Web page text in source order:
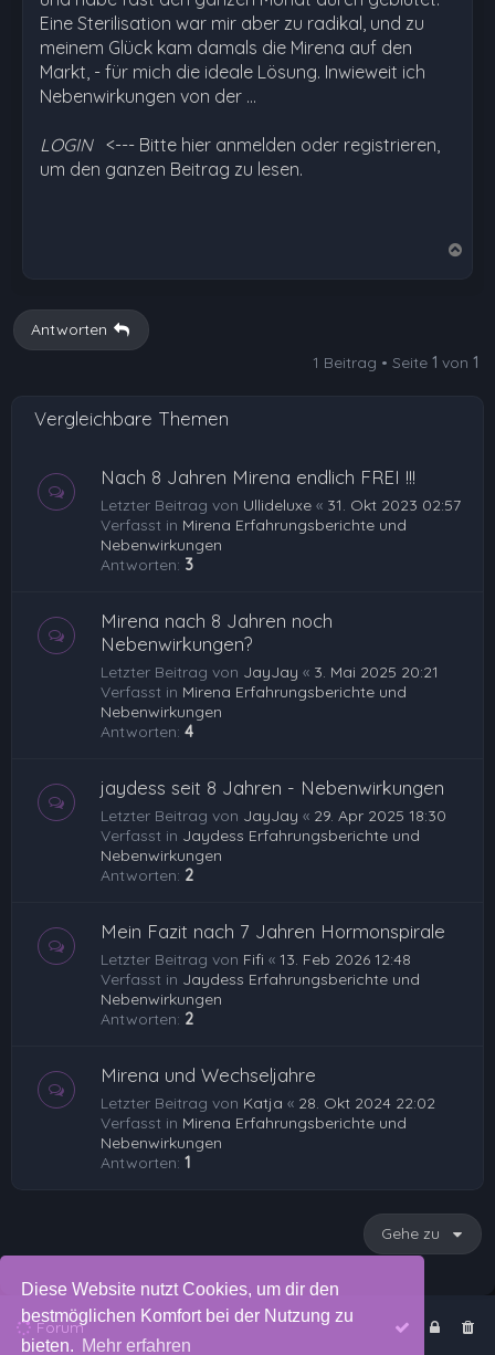
Diese Website nutzt Cookies, um dir den
bestmöglichen Komfort bei der Nutzung zu
bieten. Mehr erfahren
Eine Sterilisation war mir aber zu radikal, und zu
meinem Glück kam damals die Mirena auf den
Markt, - für mich die ideale Lösung. Inwieweit ich
Nebenwirkungen von der …
LOGIN <--- Bitte hier anmelden oder registrieren,
um den ganzen Beitrag zu lesen.
b
Antworten
1 Beitrag • Seite 1 von 1
Vergleichbare Themen
Nach 8 Jahren Mirena endlich FREI !!!
Letzter Beitrag von Ullideluxe « 31. Okt 2023 02:57
Verfasst in Mirena Erfahrungsberichte und
Nebenwirkungen
Antworten: 3
Mirena nach 8 Jahren noch
Nebenwirkungen?
Letzter Beitrag von JayJay « 3. Mai 2025 20:21
Verfasst in Mirena Erfahrungsberichte und
Nebenwirkungen
Antworten: 4
jaydess seit 8 Jahren - Nebenwirkungen
Letzter Beitrag von JayJay « 29. Apr 2025 18:30
Verfasst in Jaydess Erfahrungsberichte und
Nebenwirkungen
Antworten: 2
Mein Fazit nach 7 Jahren Hormonspirale
Letzter Beitrag von Fifi « 13. Feb 2026 12:48
Verfasst in Jaydess Erfahrungsberichte und
Nebenwirkungen
Antworten: 2
Mirena und Wechseljahre
Letzter Beitrag von Katja « 28. Okt 2024 22:02
Verfasst in Mirena Erfahrungsberichte und
Nebenwirkungen
Antworten: 1
Gehe zu
Forum